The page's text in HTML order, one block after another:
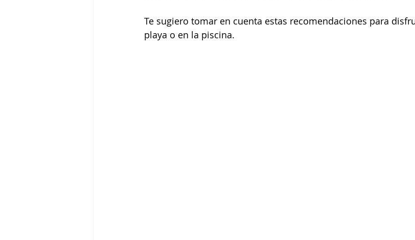
Te sugiero tomar en cuenta estas recomendaciones para
playa o en la piscina.